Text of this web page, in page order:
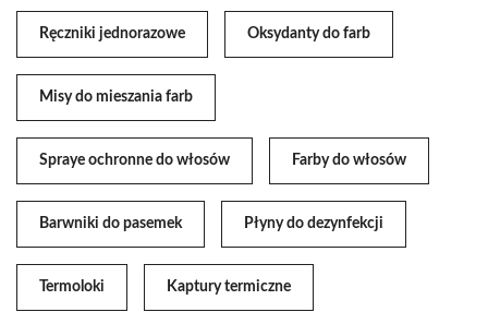
Ręczniki jednorazowe Oksydanty do farb
Misy do mieszania farb
Spraye ochronne do włosów Farby do włosów
Barwniki do pasemek Płyny do dezynfekcji
Termoloki Kaptury termiczne